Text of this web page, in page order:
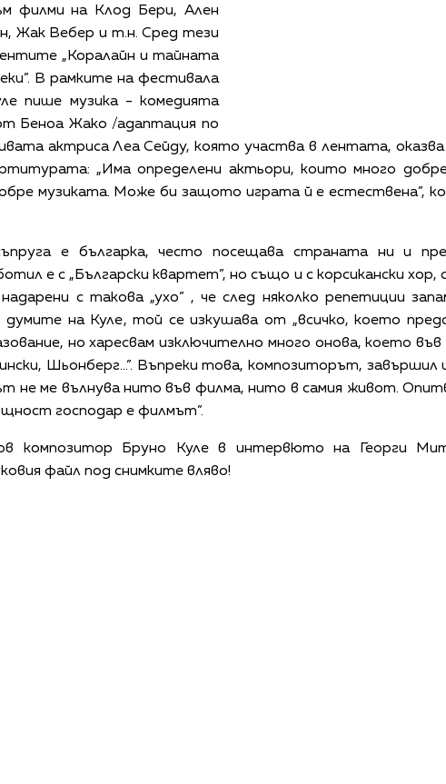
филми на Клод Бери, Ален
Жак Вебер и т.н. Сред тези
„Коралайн и тайната
В рамките на фестивала
пише музика - комедията
Беноа Жако /адаптация по
актриса Леа Сейду, която участва в лентата,
„Има определени актьори, които много
музиката. Може би защото играта й е естествена”,
е българка, често посещава страната ни и
е с „Български квартет”, но също и с корсикански хор,
с такова „ухо” , че след няколко репетиции
на Куле, той се изкушава от „всичко, което
но харесвам изключително много онова, което
Шьонберг...”. Въпреки това, композиторът, завършил
не ме вълнува нито във филма, нито в самия живот.
господар е филмът”.
композитор Бруно Куле в интервюто на Георги
файл под снимките вляво!